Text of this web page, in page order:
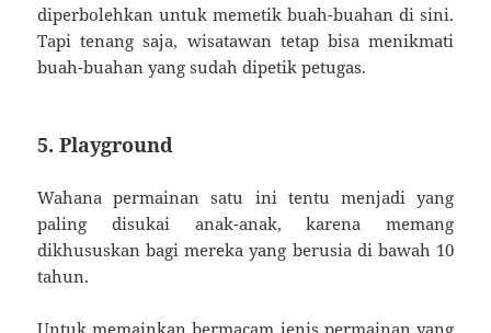
diperbolehkan untuk memetik buah-buahan di sini.
Tapi tenang saja, wisatawan tetap bisa menikmati
buah-buahan yang sudah dipetik petugas.
5. Playground
Wahana permainan satu ini tentu menjadi yang
paling disukai anak-anak, karena memang
dikhususkan bagi mereka yang berusia di bawah 10
tahun.
Untuk memainkan bermacam jenis permainan yang